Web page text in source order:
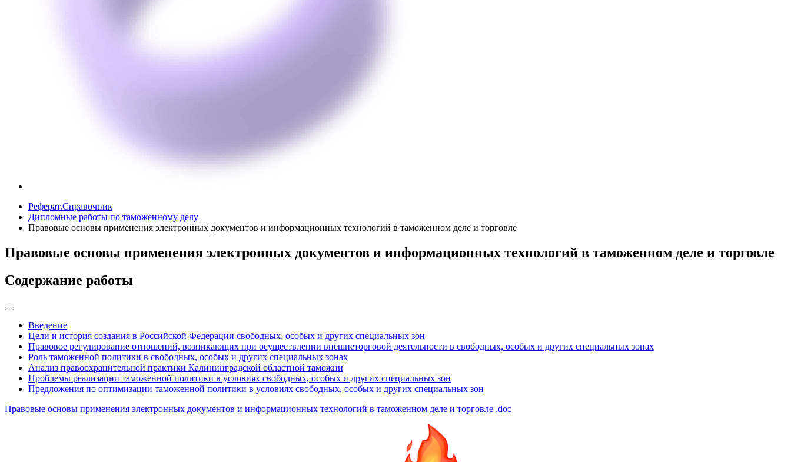
Реферат.Справочник
Дипломные работы по таможенному делу
Правовые основы применения электронных документов и информационных технологий в таможенном деле и торговле
Правовые основы применения электронных документов и информационных технологий в таможенном деле и торговле
Содержание работы
Введение
Цели и история создания в Российской Федерации свободных, особых и других специальных зон
Правовое регулирование отношений, возникающих при осуществлении внешнеторговой деятельности в свободных, особых и других специальных зонах
Роль таможенной политики в свободных, особых и других специальных зонах
Анализ правоохранительной практики Калининградской областной таможни
Проблемы реализации таможенной политики в условиях свободных, особых и других специальных зон
Предложения по оптимизации таможенной политики в условиях свободных, особых и других специальных зон
Правовые основы применения электронных документов и информационных технологий в таможенном деле и торговле .doc